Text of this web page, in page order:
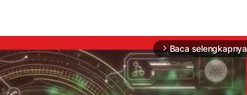
arrow_forward_ios Baca selengkapnya